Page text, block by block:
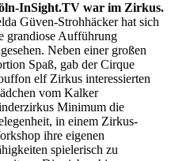
InSight.TV war im Zirkus.
Güven-Strohhäcker hat sich
grandiose Aufführung
Neben einer großen
Spaß, gab der Cirque
elf Zirkus interessierten
vom Kalker
Minimum die
in einem Zirkus-
ihre eigenen
spielerisch zu